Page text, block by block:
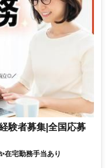
験者募集|全国応募
在宅勤務手当あり